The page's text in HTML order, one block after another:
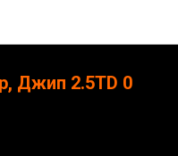
Джип 2.5TD 0